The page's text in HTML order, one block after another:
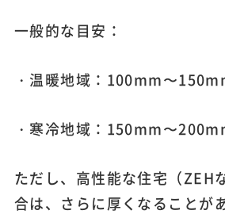
一般的な目安：
・温暖地域：100mm〜
・寒冷地域：150mm〜
ただし、高性能な住宅（ZEH
合は、さらに厚くなることが